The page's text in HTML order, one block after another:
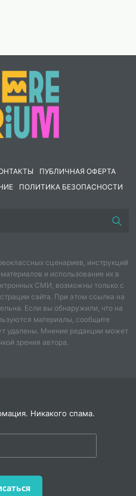
ПУБЛИЧНАЯ ОФЕРТА
ПОЛИТИКА БЕЗОПАСНОСТИ
сценариев, инструкций
и использование их в
СМИ, возможны только с
сайта. При этом ссылка на
Если вы обнаружили, что на
материалы, сообщите
удалены. Мнение редакции может
зрения автора.
Никакого спама.